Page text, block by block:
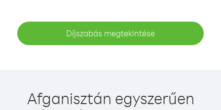
Díjszabás megtekintése
Afganisztán egyszerűen